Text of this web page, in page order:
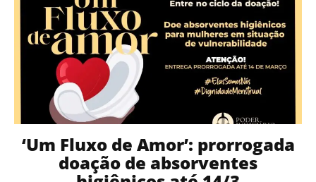
‘Um Fluxo de Amor’: prorrogada
doação de absorventes